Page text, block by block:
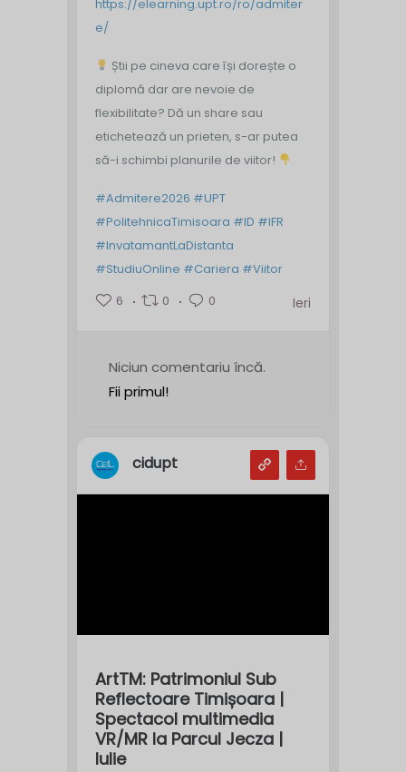
https://elearning.upt.ro/ro/admiter
e/
Știi pe cineva care își dorește o
diplomă dar are nevoie de
flexibilitate? Dă un share sau
etichetează un prieten, s-ar putea
să-i schimbi planurile de viitor!
#Admitere2026 #UPT
#PolitehnicaTimisoara #ID #IFR
#InvatamantLaDistanta
#StudiuOnline #Cariera #Viitor
6
0 0 Ieri
Niciun comentariu încă.
Fii primul!
cidupt
ArtTM: Patrimoniul Sub
Reflectoare Timișoara |
Spectacol multimedia
VR/MR la Parcul Jecza |
Iulie